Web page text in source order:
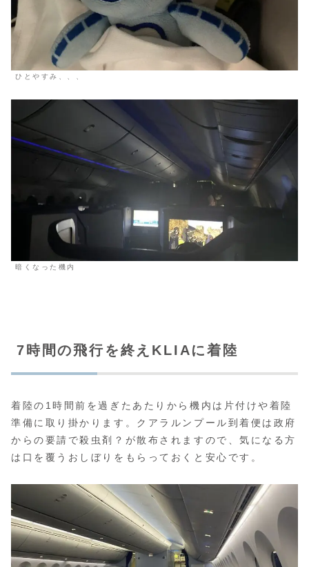
ひとやすみ、、、
暗くなった機内
7時間の飛行を終えKLIAに着陸
着陸の1時間前を過ぎたあたりから機内は片付けや着陸
準備に取り掛かります。クアラルンプール到着便は政府
からの要請で殺虫剤？が散布されますので、気になる方
は口を覆うおしぼりをもらっておくと安心です。